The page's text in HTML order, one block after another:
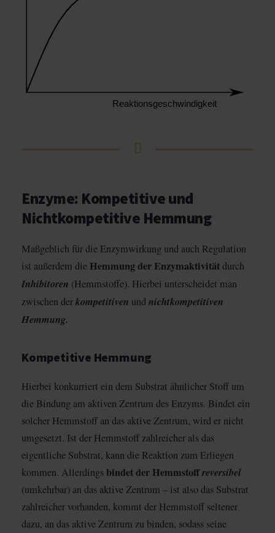
Enzyme: Kompetitive und
Nichtkompetitive Hemmung
Maßgeblich für die Enzymwirkung und auch Regulation
ist außerdem die Hemmung der Enzymaktivitätdurch
Inhibitoren (Hemmstoffe). Hierbei unterscheidet man
zwischen derkompetitiven und nichtkompetitiven
Hemmung.
Kompetitive Hemmung
Hierbei konkurriert ein dem Substrat ähnlicher Stoff um
die Bindung am aktiven Zentrum des Enzyms. Bindet ein
solcher Hemmstoff an das aktive Zentrum, wird er nicht
umgesetzt. Ist der Hemmstoff zahlreicher als das
eigentliche Substrat, kann die Reaktion zum Erliegen
kommen. Allerdings bindet der Hemmstoffreversibel
(umkehrbar) an das aktive Zentrum – ist also das Substrat
zahlreicher vorhanden, kommt der Hemmstoff seltener
dazu, an das aktive Zentrum zu binden, sodass seine